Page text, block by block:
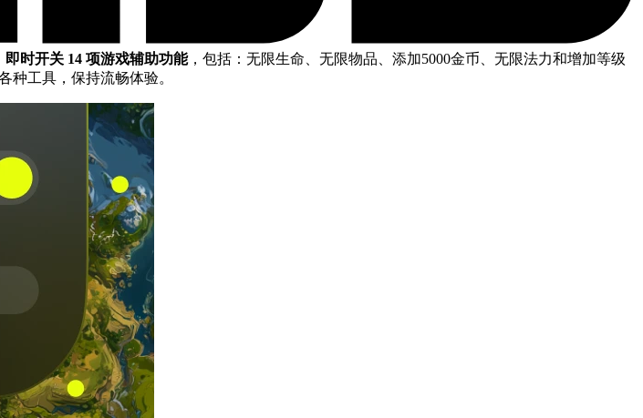
即时开关 14 项游戏辅助功能，包括：无限生命、无限物品、添加5000金币、无限法力和增加等级
种工具，保持流畅体验。